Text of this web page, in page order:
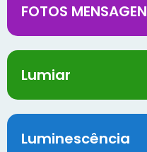
FOTOS
Lumiar
Luminescência